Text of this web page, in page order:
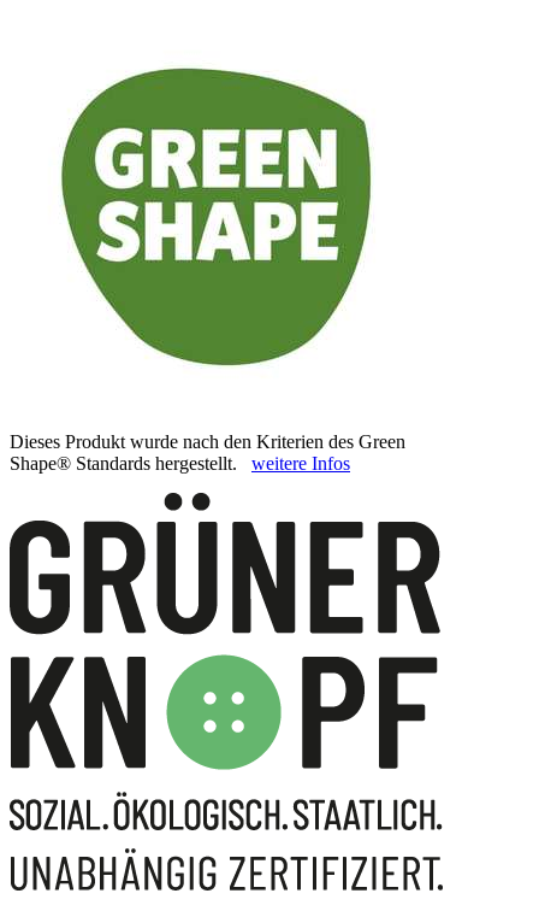
Dieses Produkt wurde nach den Kriterien des Green
Shape® Standards hergestellt. weitere Infos